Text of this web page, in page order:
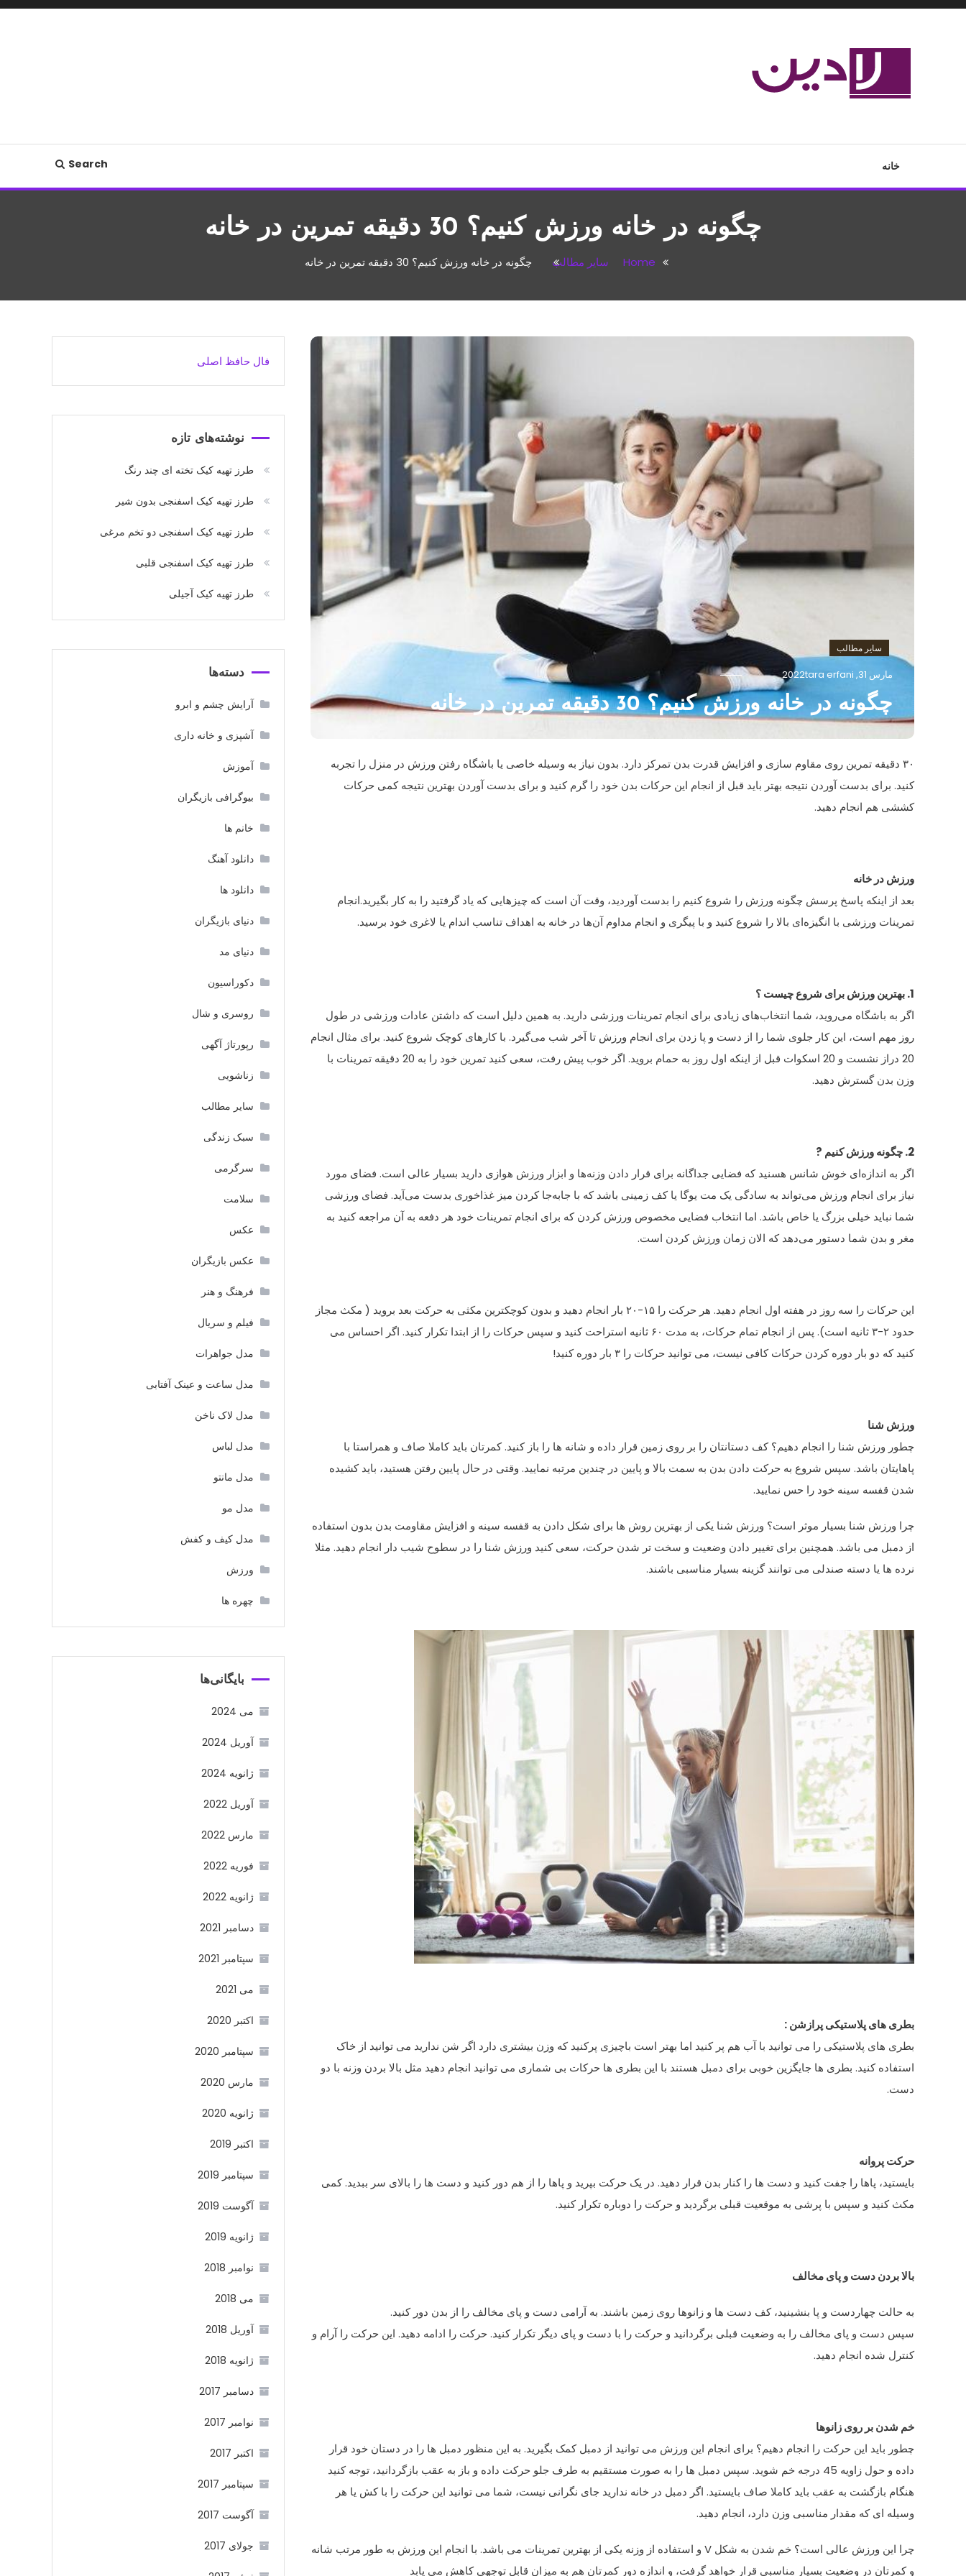
Skip
خانه Search
چگونه در خانه ورزش کنیم؟ 30 دقیقه تمرین در خانه
Home سایر مطالب چگونه در خانه ورزش کنیم؟ 30 دقیقه تمرین در خانه
سایر مطالب
مارس 31, 2022 tara erfani
چگونه در خانه ورزش کنیم؟ 30 دقیقه تمرین در خانه
۳۰ دقیقه تمرین روی مقاوم سازی و افزایش قدرت بدن تمرکز دارد. بدون نیاز به وسیله خاصی یا باشگاه رفتن ورزش در منزل را تجربه
کنید. برای بدست آوردن نتیجه بهتر باید قبل از انجام این حرکات بدن خود را گرم کنید و برای بدست آوردن بهترین نتیجه کمی حرکات
کششی هم انجام دهید.
ورزش در خانه
بعد از اینکه پاسخ پرسش چگونه ورزش را شروع کنیم را بدست آوردید، وقت آن است که چیزهایی که یاد گرفتید را به کار بگیرید.انجام
تمرینات ورزشی با انگیزه‌ای بالا را شروع کنید و با پیگری و انجام مداوم آن‌ها در خانه به اهداف تناسب اندام یا لاغری خود برسید.
1. بهترین ورزش برای شروع چیست ؟
اگر به باشگاه می‌روید، شما انتخاب‌های زیادی برای انجام تمرینات ورزشی دارید. به همین دلیل است که داشتن عادات ورزشی در طول
روز مهم است، این کار جلوی شما را از دست و پا زدن برای انجام ورزش تا آخر شب می‌گیرد. با کارهای کوچک شروع کنید. برای مثال انجام
20 دراز نشست و 20 اسکوات قبل از اینکه اول روز به حمام بروید. اگر خوب پیش رفت، سعی کنید تمرین خود را به 20 دقیقه تمرینات با
وزن بدن گسترش دهید.
2. چگونه ورزش کنیم ?
اگر به اندازه‌ای خوش شانس هسنید که فضایی جداگانه برای قرار دادن وزنه‌ها و ابزار ورزش هوازی دارید بسیار عالی است. فضای مورد
نیاز برای انجام ورزش می‌تواند به سادگی یک مت یوگا یا کف زمینی باشد که با جابه‌جا کردن میز غذاخوری بدست می‌آید. فضای ورزشی
شما نباید خیلی بزرگ یا خاص باشد. اما انتخاب فضایی مخصوص ورزش کردن که برای انجام تمرینات خود هر دفعه به آن مراجعه کنید به
مغر و بدن شما دستور می‌دهد که الان زمان ورزش کردن است.
این حرکات را سه روز در هفته اول انجام دهید. هر حرکت را ۱۵-۲۰ بار انجام دهید و بدون کوچکترین مکثی به حرکت بعد بروید ( مکث مجاز
حدود ۲-۳ ثانیه است). پس از انجام تمام حرکات، به مدت ۶۰ ثانیه استراحت کنید و سپس حرکات را از ابتدا تکرار کنید. اگر احساس می
کنید که دو بار دوره کردن حرکات کافی نیست، می توانید حرکات را ۳ بار دوره کنید!
ورزش شنا
چطور ورزش شنا را انجام دهیم؟ کف دستانتان را بر روی زمین قرار داده و شانه ها را باز کنید. کمرتان باید کاملا صاف و همراستا با
پاهایتان باشد. سپس شروع به حرکت دادن بدن به سمت بالا و پایین در چندین مرتبه نمایید. وقتی در حال پایین رفتن هستید، باید کشیده
شدن قفسه سینه خود را حس نمایید.
چرا ورزش شنا بسیار موثر است؟ ورزش شنا یکی از بهترین روش ها برای شکل دادن به قفسه سینه و افزایش مقاومت بدن بدون استفاده
از دمبل می باشد. همچنین برای تغییر دادن وضعیت و سخت تر شدن حرکت، سعی کنید ورزش شنا را در سطوح شیب دار انجام دهید. مثلا
نرده ها یا دسته صندلی می توانند گزینه بسیار مناسبی باشند.
بطری های پلاستیکی پرازشن :
بطری های پلاستیکی را می توانید با آب هم پر کنید اما بهتر است باچیزی پرکنید که وزن بیشتری دارد اگر شن ندارید می توانید از خاک
استفاده کنید. بطری ها جایگزین خوبی برای دمبل هستند با این بطری ها حرکات بی شماری می توانید انجام دهید مثل بالا بردن وزنه با دو
دست.
حرکت پروانه
بایستید، پاها را جفت کنید و دست ها را کنار بدن قرار دهید. در یک حرکت بپرید و پاها را از هم دور کنید و دست ها را بالای سر ببدید. کمی
مکث کنید و سپس با پرشی به موقعیت قبلی برگردید و حرکت را دوباره تکرار کنید.
بالا بردن دست و پای مخالف
به حالت چهاردست و پا بنشینید، کف دست ها و زانوها روی زمین باشند. به آرامی دست و پای مخالف را از بدن دور کنید.
سپس دست و پای مخالف را به وضعیت قبلی برگردانید و حرکت را با دست و پای دیگر تکرار کنید. حرکت را ادامه دهید. این حرکت را آرام و
کنترل شده انجام دهید.
خم شدن بر روی زانوها
چطور باید این حرکت را انجام دهیم؟ برای انجام این ورزش می توانید از دمبل کمک بگیرید. به این منظور دمبل ها را در دستان خود قرار
داده و حول زاویه 45 درجه خم شوید. سپس دمبل ها را به صورت مستقیم به طرف جلو حرکت داده و باز به عقب بازگردانید، توجه کنید
هنگام بازگشت به عقب باید کاملا صاف بایستید. اگر دمبل در خانه ندارید جای نگرانی نیست، شما می توانید این حرکت را با کش یا هر
وسیله ای که مقدار مناسبی وزن دارد، انجام دهید.
چرا این ورزش عالی است؟ خم شدن به شکل V و استفاده از وزنه یکی از بهترین تمرینات می باشد. با انجام این ورزش به طور مرتب شانه
و کمرتان در وضعیت بسیار مناسبی قرار خواهد گرفت، و اندازه دور کمرتان هم به میزان قابل توجهی کاهش می یابد
فال حافظ اصلی
نوشته‌های تازه
طرز تهیه کیک تخته ای چند رنگ
طرز تهیه کیک اسفنجی بدون شیر
طرز تهیه کیک اسفنجی دو تخم مرغی
طرز تهیه کیک اسفنجی قلبی
طرز تهیه کیک آجیلی
دسته‌ها
آرایش چشم و ابرو
آشپزی و خانه داری
آموزش
بیوگرافی بازیگران
خانم ها
دانلود آهنگ
دانلود ها
دنیای بازیگران
دنیای مد
دکوراسیون
روسری و شال
رپورتاژ آگهی
زناشویی
سایر مطالب
سبک زندگی
سرگرمی
سلامت
عکس
عکس بازیگران
فرهنگ و هنر
فیلم و سریال
مدل جواهرات
مدل ساعت و عینک آفتابی
مدل لاک ناخن
مدل لباس
مدل مانتو
مدل مو
مدل کیف و کفش
ورزش
چهره ها
بایگانی‌ها
می 2024
آوریل 2024
ژانویه 2024
آوریل 2022
مارس 2022
فوریه 2022
ژانویه 2022
دسامبر 2021
سپتامبر 2021
می 2021
اکتبر 2020
سپتامبر 2020
مارس 2020
ژانویه 2020
اکتبر 2019
سپتامبر 2019
آگوست 2019
ژانویه 2019
نوامبر 2018
می 2018
آوریل 2018
ژانویه 2018
دسامبر 2017
نوامبر 2017
اکتبر 2017
سپتامبر 2017
آگوست 2017
جولای 2017